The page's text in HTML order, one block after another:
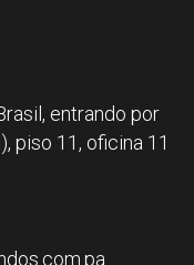
entrando por
piso 11, oficina 11